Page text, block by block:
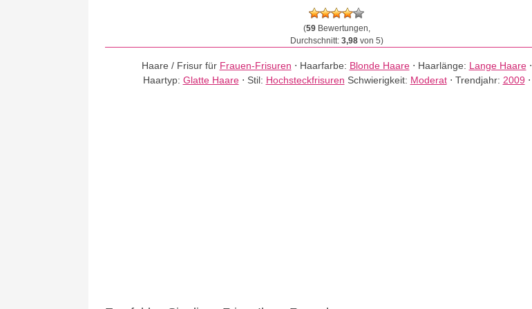
(59Bewertungen,
Durchschnitt: 3,98von 5)
Haare / Frisur für Frauen-Frisuren ⋅ Haarfarbe: Blonde Haare⋅ Haarlänge: Lange Haare⋅
Haartyp: Glatte Haare⋅ Stil: Hochsteckfrisuren Schwierigkeit: Moderat⋅ Trendjahr: 2009 ⋅